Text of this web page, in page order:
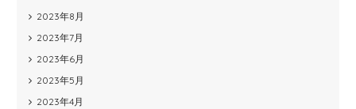
2023年8月
2023年7月
2023年6月
2023年5月
2023年4月